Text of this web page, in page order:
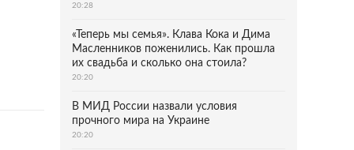
20:28
«Теперь мы семья». Клава Кока и Дима
Масленников поженились. Как прошла
их свадьба и сколько она стоила?
20:20
В МИД России назвали условия
прочного мира на Украине
20:20